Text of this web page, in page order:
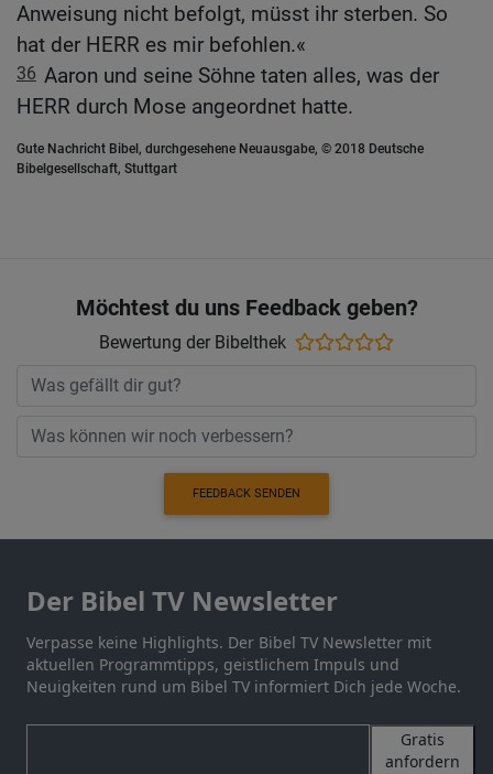
Anweisung nicht befolgt, müsst ihr sterben. So
hat der HERR es mir befohlen.«
36 Aaron und seine Söhne taten alles, was der
HERR durch Mose angeordnet hatte.
Gute Nachricht Bibel, durchgesehene Neuausgabe, © 2018 Deutsche
Bibelgesellschaft, Stuttgart
Möchtest du uns Feedback geben?
Bewertung der Bibelthek
FEEDBACK SENDEN
Der Bibel TV Newsletter
Verpasse keine Highlights. Der Bibel TV Newsletter mit
aktuellen Programmtipps, geistlichem Impuls und
Neuigkeiten rund um Bibel TV informiert Dich jede Woche.
Gratis
anfordern